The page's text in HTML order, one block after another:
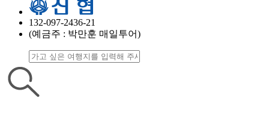
132-097-2436-21
(예금주 : 박만훈 매일투어)